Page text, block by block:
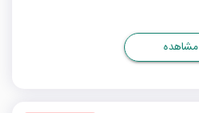
مشاهده